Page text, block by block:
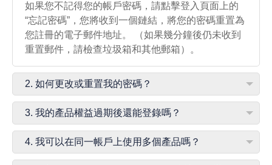
如果您不記得您的帳戶密碼，請點擊登入頁面上的
“忘記密碼”，您將收到一個鏈結，將您的密碼重置為
您註冊的電子郵件地址。 （如果幾分鐘後仍未收到
重置郵件，請檢查垃圾箱和其他郵箱）。
2. 如何更改或重置我的密碼？
3. 我的產品權益過期後還能登錄嗎？
4. 我可以在同一帳戶上使用多個產品嗎？